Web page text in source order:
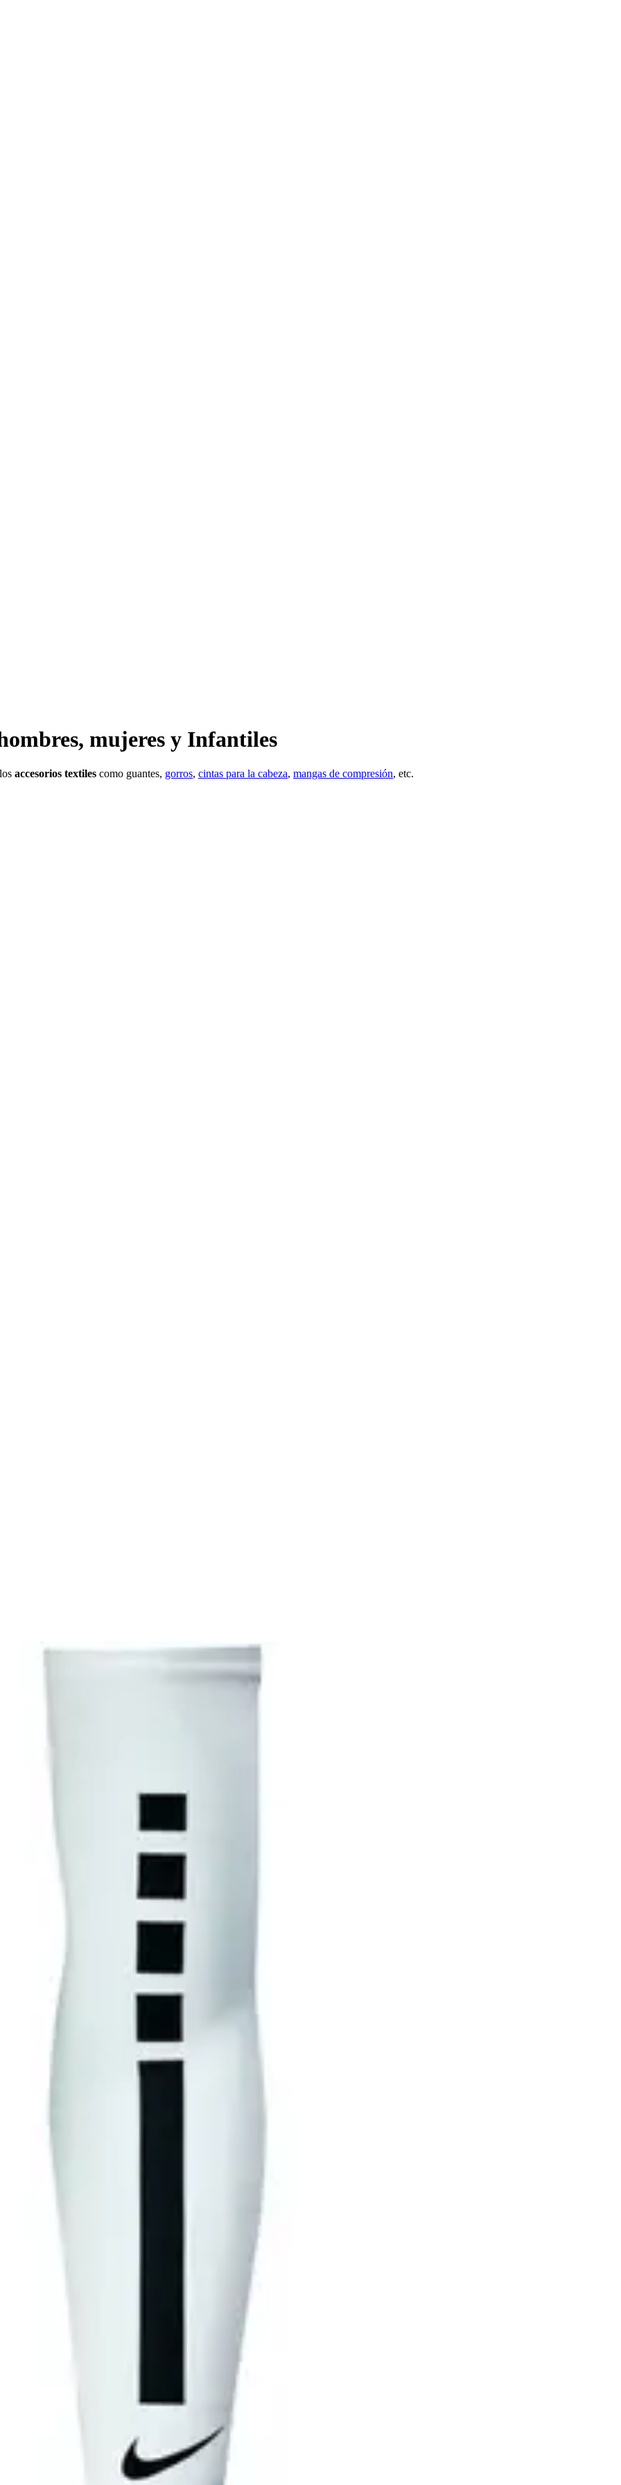
mujeres y Infantiles
accesorios textiles como guantes, gorros, cintas para la cabeza, mangas de compresión, etc.